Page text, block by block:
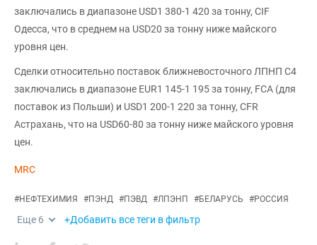
заключались в диапазоне USD1 380-1 420 за тонну, CIF
Одесса, что в среднем на USD20 за тонну ниже майского
уровня цен.
Сделки относительно поставок ближневосточного ЛПНП С4
заключались в диапазоне EUR1 145-1 195 за тонну, FCA (для
поставок из Польши) и USD1 200-1 220 за тонну, CFR
Астрахань, что на USD60-80 за тонну ниже майского уровня
цен.
MRC
#НЕФТЕХИМИЯ #ПЭНД #ПЭВД #ЛПЭНП #БЕЛАРУСЬ #РОССИЯ
Еще 6 +Добавить все теги в фильтр